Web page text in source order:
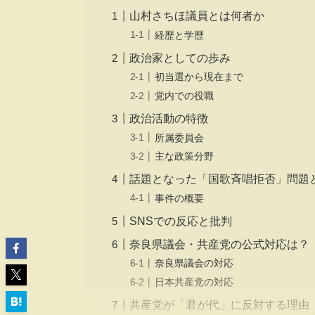
山村さちほ議員とは何者か
経歴と学歴
政治家としての歩み
初当選から現在まで
党内での役職
政治活動の特徴
所属委員会
主な政策分野
話題となった「国歌斉唱拒否」問題
事件の概要
SNSでの反応と批判
奈良県議会・共産党の公式対応は？
奈良県議会の対応
日本共産党の対応
共産党が「君が代」に反対する理由